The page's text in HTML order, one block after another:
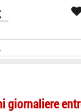
/A righe/Cravatta
giornaliere